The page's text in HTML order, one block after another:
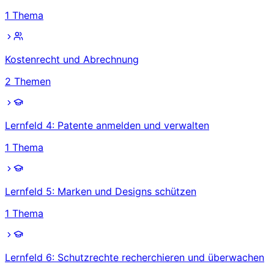
1 Thema
Kostenrecht und Abrechnung
2 Themen
Lernfeld 4: Patente anmelden und verwalten
1 Thema
Lernfeld 5: Marken und Designs schützen
1 Thema
Lernfeld 6: Schutzrechte recherchieren und überwachen